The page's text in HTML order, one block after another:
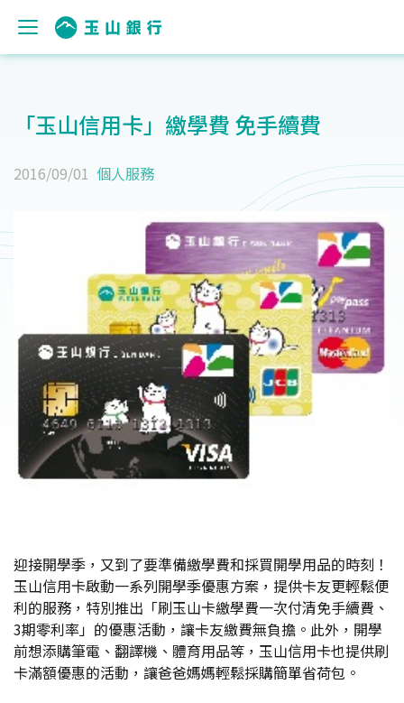
「玉山信用卡」繳學費 免手續費
2016/09/01 個人服務
迎接開學季，又到了要準備繳學費和採買開學用品的時刻！
玉山信用卡啟動一系列開學季優惠方案，提供卡友更輕鬆便
利的服務，特別推出「刷玉山卡繳學費一次付清免手續費、
3期零利率」的優惠活動，讓卡友繳費無負擔。此外，開學
前想添購筆電、翻譯機、體育用品等，玉山信用卡也提供刷
卡滿額優惠的活動，讓爸爸媽媽輕鬆採購簡單省荷包。